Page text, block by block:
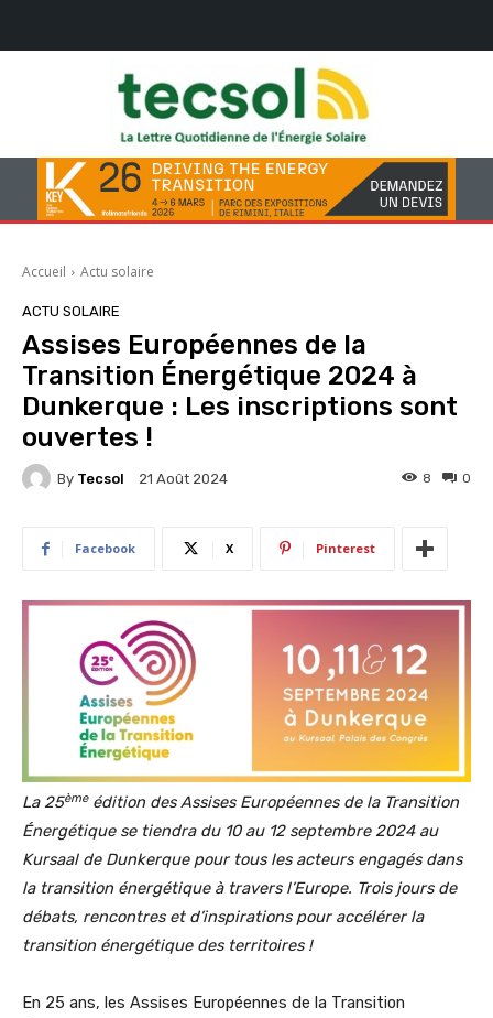
Accueil Actu solaire
ACTU SOLAIRE
Assises Européennes de la
Transition Énergétique 2024 à
Dunkerque : Les inscriptions sont
ouvertes !
By Tecsol 21 Août 2024 0
8
Facebook X Pinterest
La 25èmeédition des Assises Européennes de la Transition
Énergétique se tiendra du 10 au 12 septembre 2024 au
Kursaal de Dunkerque pour tous les acteurs engagés dans
la transition énergétique à travers l’Europe. Trois jours de
débats, rencontres et d’inspirations pour accélérer la
transition énergétique des territoires !
En 25 ans, les Assises Européennes de la Transition